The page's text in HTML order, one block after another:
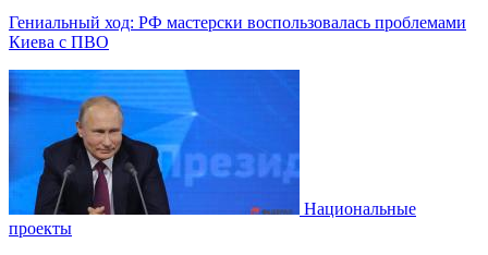
Гениальный ход: РФ мастерски воспользовалась проблемами
Киева с ПВО
Национальные
проекты